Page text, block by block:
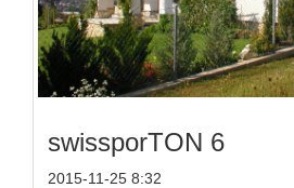
swissporTON 6
2015-11-25 8:32